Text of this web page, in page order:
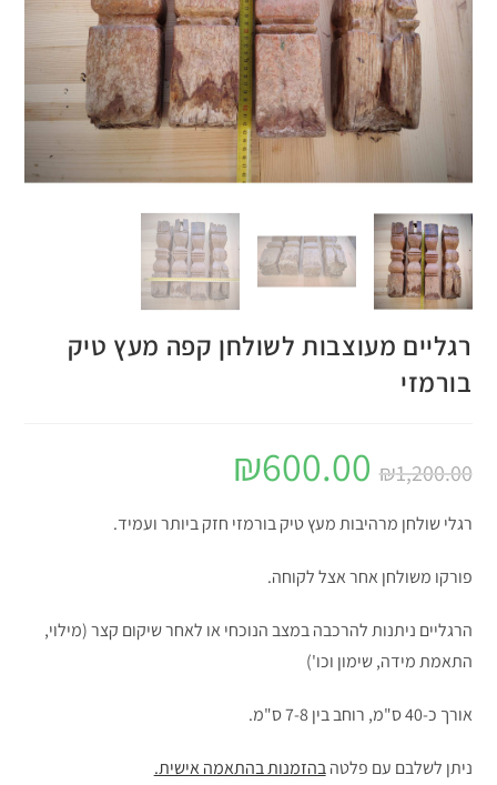
רגליים מעוצבות לשולחן קפה מעץ טיק
בורמזי
₪1,200.00
₪600.00
רגלי שולחן מרהיבות מעץ טיק בורמזי חזק ביותר ועמיד.
פורקו משולחן אחר אצל לקוחה.
הרגליים ניתנות להרכבה במצב הנוכחי או לאחר שיקום קצר (מילוי,
התאמת מידה, שימון וכו')
אורך כ-40 ס"מ, רוחב בין 7-8 ס"מ.
ניתן לשלבם עם פלטהבהזמנות בהתאמה אישית.